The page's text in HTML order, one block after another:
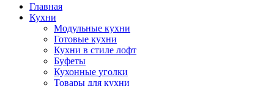
Главная
Кухни
Модульные кухни
Готовые кухни
Кухни в стиле лофт
Буфеты
Кухонные уголки
Товары для кухни